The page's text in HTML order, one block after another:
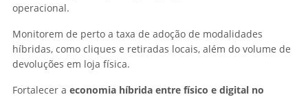
operacional.
Monitorem de perto a taxa de adoção de modalidades
híbridas, como cliques e retiradas locais, além do volume de
devoluções em loja física.
Fortalecer a economia híbrida entre físico e digital no